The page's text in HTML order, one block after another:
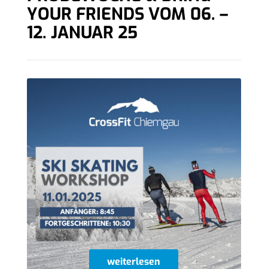
YOUR FRIENDS VOM 06. –
12. JANUAR 25
weiterlesen